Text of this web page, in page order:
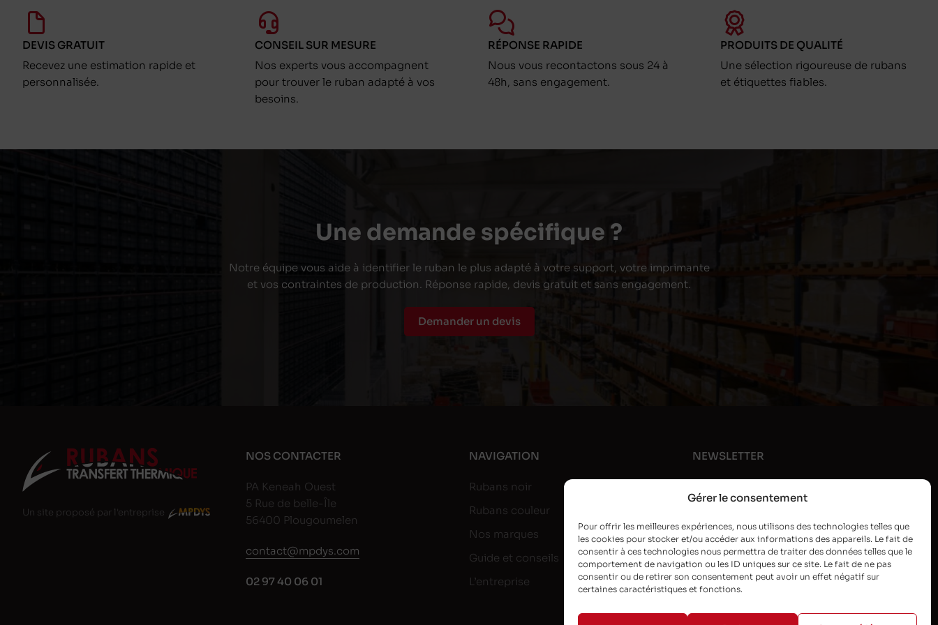
Gérer le consentement
Pour offrir les meilleures expériences, nous utilisons des technologies telles que
les cookies pour stocker et/ou accéder aux informations des appareils. Le fait de
consentir à ces technologies nous permettra de traiter des données telles que le
comportement de navigation ou les ID uniques sur ce site. Le fait de ne pas
consentir ou de retirer son consentement peut avoir un effet négatif sur
certaines caractéristiques et fonctions.
DEVIS GRATUIT
Recevez une estimation rapide et
personnalisée.
CONSEIL SUR MESURE
Nos experts vous accompagnent
pour trouver le ruban adapté à vos
besoins.
RÉPONSE RAPIDE
Nous vous recontactons sous 24 à
48h, sans engagement.
PRODUITS DE QUALITÉ
Une sélection rigoureuse de rubans
et étiquettes fiables.
Une demande spécifique ?
Notre équipe vous aide à identifier le ruban le plus adapté à votre support, votre imprimante
et vos contraintes de production. Réponse rapide, devis gratuit et sans engagement.
Demander un devis
Un site proposé par l'entreprise
NOS CONTACTER
PA Keneah Ouest
5 Rue de belle-Île
56400 Plougoumelen
contact@mpdys.com
02 97 40 06 01
NAVIGATION
Rubans noir
Rubans couleur
Nos marques
Guide et conseils
L’entreprise
NEWSLETTER